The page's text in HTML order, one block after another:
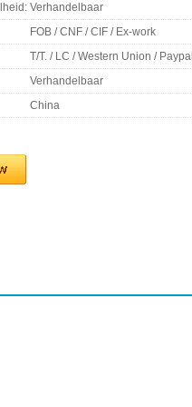
Verhandelbaar
FOB / CNF / CIF / Ex-work
T/T. / LC / Western Union / Paypal
Verhandelbaar
China